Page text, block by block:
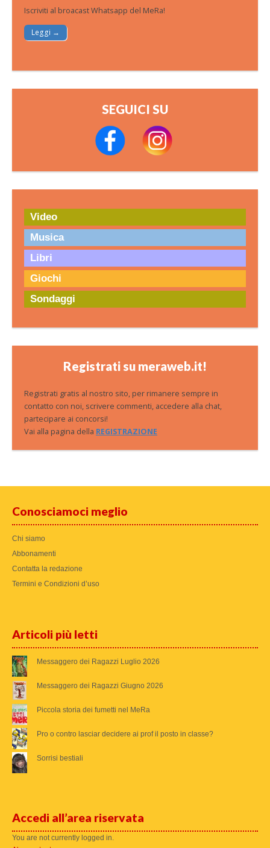
Iscriviti al broacast Whatsapp del MeRa!
Leggi →
SEGUICI SU
Video
Musica
Libri
Giochi
Sondaggi
Registrati su meraweb.it!
Registrati gratis al nostro sito, per rimanere sempre in
contatto con noi, scrivere commenti, accedere alla chat,
partecipare ai concorsi!
Vai alla pagina della REGISTRAZIONE
Conosciamoci meglio
Chi siamo
Abbonamenti
Contatta la redazione
Termini e Condizioni d’uso
Articoli più letti
Messaggero dei Ragazzi Luglio 2026
Messaggero dei Ragazzi Giugno 2026
Piccola storia dei fumetti nel MeRa
Pro o contro lasciar decidere ai prof il posto in classe?
Sorrisi bestiali
Accedi all’area riservata
You are not currently logged in.